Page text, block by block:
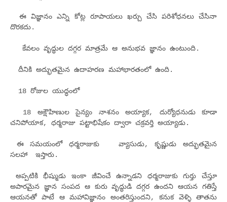
ఈ విజ్ఞానం ఎన్ని కోట్ల రూపాయలు ఖ‌ర్చు చేసి పరిశోధనలు చేసినా
దొరకదు.
కేవలం వృద్ధుల దగ్గర మాత్రమే ఆ అనుభ‌వ‌ జ్ఞానం ఉంటుంది.
దీనికి అద్భుతమైన ఉదాహరణ మహాభారతంలో ఉంది.
18 రోజుల యుద్ధంలో
18 అక్షౌహిణుల సైన్యం నాశనం అయ్యాక, దుర్యోధనుడు కూడా
చనిపోయాక, ధర్మరాజు పట్టాభిషేకం ద్వారా చక్రవర్తి అయ్యాడు.
ఈ సమయంలో ధ‌ర్మ‌రాజుకు వ్యాసుడు, కృష్ణుడు అద్భుతమైన
సలహా ఇస్తారు.
అప్పటికి భీష్ముడు ఇంకా జీవించే ఉన్నాడని ధర్మరాజుకు గుర్తు చేస్తూ
అపారమైన జ్ఞాన సంపద ఆ కురు వృద్ధుడి దగ్గర ఉందని ఆయన గతిస్తే
ఆయనతో పాటే ఆ మహావిజ్ఞానం అంతరిస్తుందని, కనుక వెళ్ళి తాతను